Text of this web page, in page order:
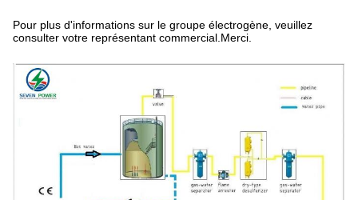
Pour plus d'informations sur le groupe électrogène, veuillez
consulter votre représentant commercial.Merci.